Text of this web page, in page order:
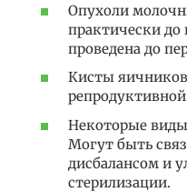
Опухоли
практически до
проведена до
Кисты
Некоторые
Могут быть
дисбалансом и
стерилизации.